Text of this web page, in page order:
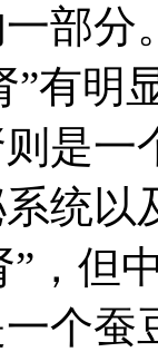
部分
”有
是
统以
，但
个蚕